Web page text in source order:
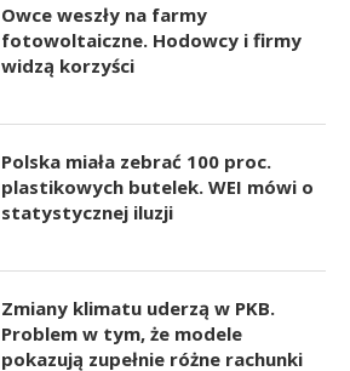
Owce weszły na farmy
fotowoltaiczne. Hodowcy i firmy
widzą korzyści
Polska miała zebrać 100 proc.
plastikowych butelek. WEI mówi o
statystycznej iluzji
Zmiany klimatu uderzą w PKB.
Problem w tym, że modele
pokazują zupełnie różne rachunki